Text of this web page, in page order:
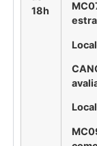
18h
Local